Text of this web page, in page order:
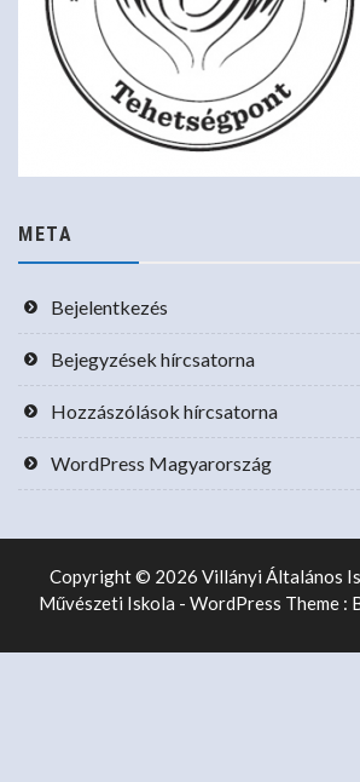
META
Bejelentkezés
Bejegyzések hírcsatorna
Hozzászólások hírcsatorna
WordPress Magyarország
Copyright © 2026 Villányi Általános
Művészeti Iskola - WordPress Theme :